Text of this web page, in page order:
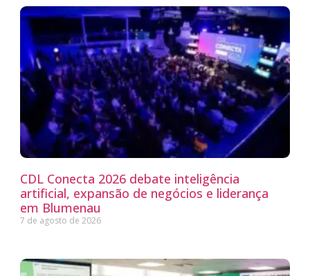
CDL Conecta 2026 debate inteligência
artificial, expansão de negócios e liderança
em Blumenau
7 de agosto de 2026